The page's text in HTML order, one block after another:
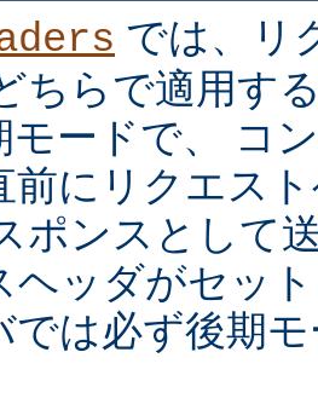
では、リ
ちらで適用す
モードで、 コ
前にリクエス
ポンスとして
ヘッダがセッ
では必ず後期